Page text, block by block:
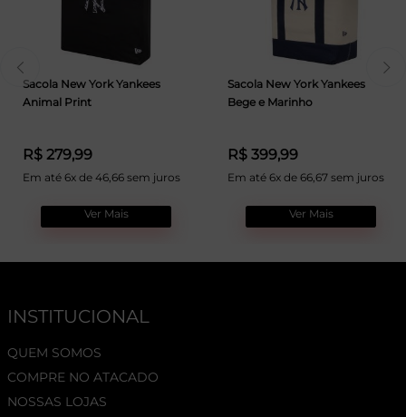
Sacola New York Yankees
Animal Print
R$ 279,99
Em até 6x de 46,66 sem juros
Ver Mais
Sacola New York Yankees
Bege e Marinho
R$ 399,99
Em até 6x de 66,67 sem juros
Ver Mais
INSTITUCIONAL
QUEM SOMOS
COMPRE NO ATACADO
NOSSAS LOJAS